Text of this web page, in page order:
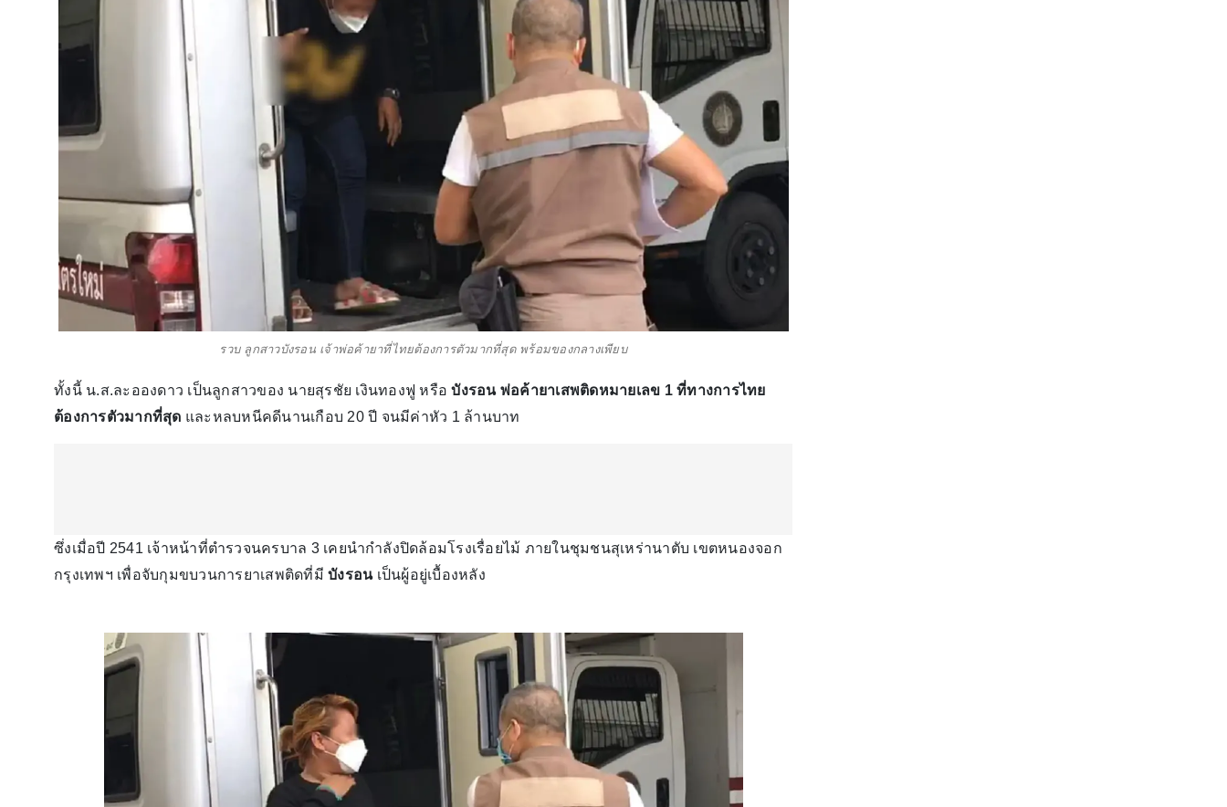
รวบ ลูกสาวบังรอน เจ้าพ่อค้ายาที่ไทยต้องการตัวมากที่สุด พร้อมของกลางเพียบ
ทั้งนี้ น.ส.ละอองดาว เป็นลูกสาวของ นายสุรชัย เงินทองฟู หรือบังรอน พ่อค้ายาเสพติดหมายเลข 1 ที่ทางการไทย
ต้องการตัวมากที่สุด และหลบหนีคดีนานเกือบ 20 ปี จนมีค่าหัว 1 ล้านบาท
ซึ่งเมื่อปี 2541 เจ้าหน้าที่ตำรวจนครบาล 3 เคยนำกำลังปิดล้อมโรงเรื่อยไม้ ภายในชุมชนสุเหร่านาตับ เขตหนองจอก
กรุงเทพฯ เพื่อจับกุมขบวนการยาเสพติดที่มี บังรอนเป็นผู้อยู่เบื้องหลัง